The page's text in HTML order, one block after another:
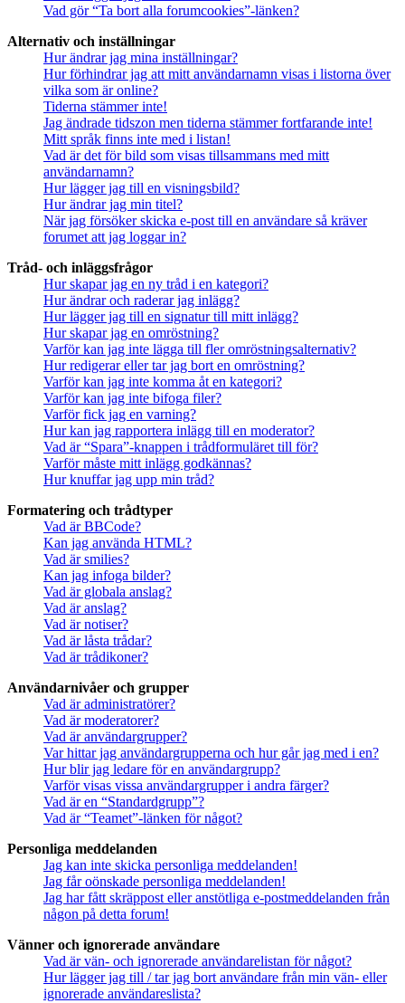
Vad gör “Ta bort alla forumcookies”-länken?
Alternativ och inställningar
Hur ändrar jag mina inställningar?
Hur förhindrar jag att mitt användarnamn visas i listorna över
vilka som är online?
Tiderna stämmer inte!
Jag ändrade tidszon men tiderna stämmer fortfarande inte!
Mitt språk finns inte med i listan!
Vad är det för bild som visas tillsammans med mitt
användarnamn?
Hur lägger jag till en visningsbild?
Hur ändrar jag min titel?
När jag försöker skicka e-post till en användare så kräver
forumet att jag loggar in?
Tråd- och inläggsfrågor
Hur skapar jag en ny tråd i en kategori?
Hur ändrar och raderar jag inlägg?
Hur lägger jag till en signatur till mitt inlägg?
Hur skapar jag en omröstning?
Varför kan jag inte lägga till fler omröstningsalternativ?
Hur redigerar eller tar jag bort en omröstning?
Varför kan jag inte komma åt en kategori?
Varför kan jag inte bifoga filer?
Varför fick jag en varning?
Hur kan jag rapportera inlägg till en moderator?
Vad är “Spara”-knappen i trådformuläret till för?
Varför måste mitt inlägg godkännas?
Hur knuffar jag upp min tråd?
Formatering och trådtyper
Vad är BBCode?
Kan jag använda HTML?
Vad är smilies?
Kan jag infoga bilder?
Vad är globala anslag?
Vad är anslag?
Vad är notiser?
Vad är låsta trådar?
Vad är trådikoner?
Användarnivåer och grupper
Vad är administratörer?
Vad är moderatorer?
Vad är användargrupper?
Var hittar jag användargrupperna och hur går jag med i en?
Hur blir jag ledare för en användargrupp?
Varför visas vissa användargrupper i andra färger?
Vad är en “Standardgrupp”?
Vad är “Teamet”-länken för något?
Personliga meddelanden
Jag kan inte skicka personliga meddelanden!
Jag får oönskade personliga meddelanden!
Jag har fått skräppost eller anstötliga e-postmeddelanden från
någon på detta forum!
Vänner och ignorerade användare
Vad är vän- och ignorerade användarelistan för något?
Hur lägger jag till / tar jag bort användare från min vän- eller
ignorerade användareslista?